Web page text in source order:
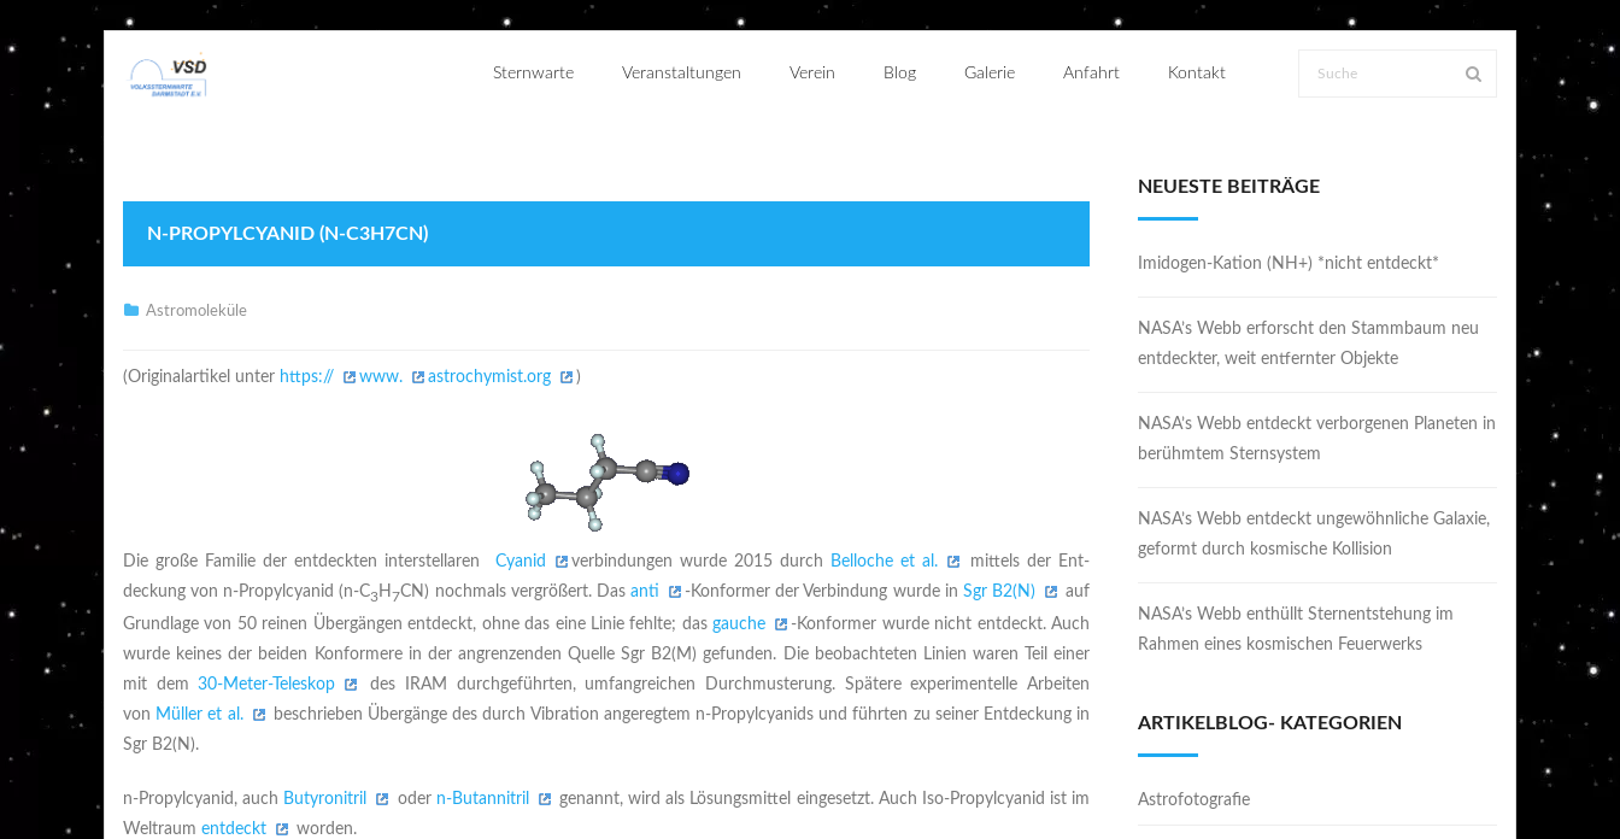
Sternwarte Veranstaltungen Verein Blog Galerie Anfahrt Kontakt
N-PROPYLCYANID (N-C3H7CN)
Astromoleküle
(Originalartikel unter https:// www. astrochymist.org )
Die große Familie der entdeckten interstellaren Cyanid verbindungen wurde 2015 durch Belloche et al.
mittels der Ent-
deckung von n-Propylcyanid (n-C3H7CN) nochmals vergrößert. Dasanti -Konformer der Verbindung wurde in Sgr B2(N)
auf
Grundlage von 50 reinen Übergängen entdeckt, ohne das eine Linie fehlte; dasgauche
-Konformer wurde nicht entdeckt. Auch
wurde keines der beiden Konformere in der angrenzenden Quelle Sgr B2(M) gefunden. Die beobachteten Linien waren Teil einer
mit dem30-Meter-Teleskop
des IRAM durchgeführten, umfangreichen Durchmusterung. Spätere experimentelle Arbeiten
von Müller et al.
beschrieben Übergänge des durch Vibration angeregtem n-Propylcyanids und führten zu seiner Entdeckung in
Sgr B2(N).
n-Propylcyanid, auch Butyronitril oder n-Butannitril
genannt, wird als Lösungsmittel eingesetzt. Auch Iso-Propylcyanid ist im
Weltraum entdeckt worden.
NEUESTE BEITRÄGE
Imidogen-Kation (NH+) *nicht entdeckt*
NASA’s Webb erforscht den Stammbaum neu
entdeckter, weit entfernter Objekte
NASA’s Webb entdeckt verborgenen Planeten in
berühmtem Sternsystem
NASA’s Webb entdeckt ungewöhnliche Galaxie,
geformt durch kosmische Kollision
NASA’s Webb enthüllt Sternentstehung im
Rahmen eines kosmischen Feuerwerks
ARTIKELBLOG- KATEGORIEN
Astrofotografie